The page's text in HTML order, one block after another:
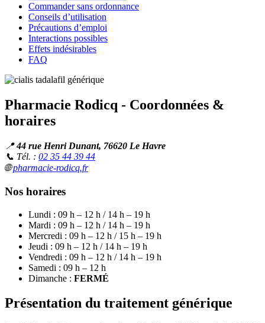
Commander sans ordonnance
Conseils d’utilisation
Précautions d’emploi
Interactions possibles
Effets indésirables
FAQ
Pharmacie Rodicq - Coordonnées &
horaires
📍44 rue Henri Dunant, 76620 Le Havre
📞 Tél. : 02 35 44 39 44
🌐pharmacie-rodicq.fr
Nos horaires
Lundi : 09 h – 12 h / 14 h – 19 h
Mardi : 09 h – 12 h / 14 h – 19 h
Mercredi : 09 h – 12 h / 15 h – 19 h
Jeudi : 09 h – 12 h / 14 h – 19 h
Vendredi : 09 h – 12 h / 14 h – 19 h
Samedi : 09 h – 12 h
Dimanche : FERMÉ
Présentation du traitement générique